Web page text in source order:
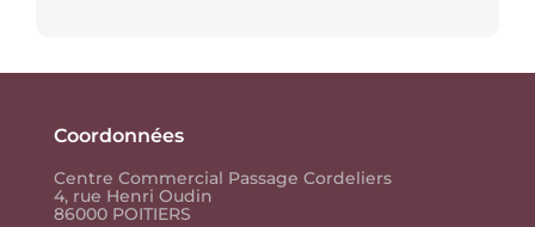
Coordonnées
Centre Commercial Passage Cordeliers
4, rue Henri Oudin
86000 POITIERS